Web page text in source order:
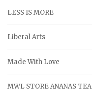
LESS IS MORE
Liberal Arts
Made With Love
MWL STORE ANANAS TEA